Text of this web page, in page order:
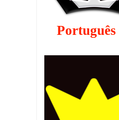
Português